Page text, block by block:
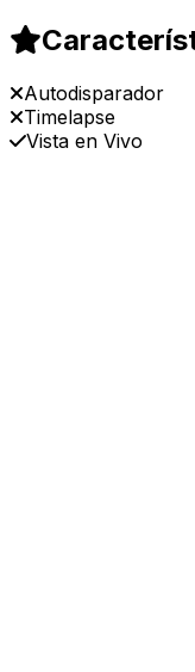
Autodisparador
Timelapse
Vista en Vivo